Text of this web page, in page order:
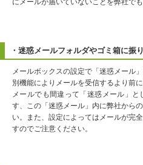
にメールが届いていないことを弊社で
・迷惑メールフォルダやゴミ箱に振
メールボックスの設定で「迷惑メール
別機能によりメールを受信するより前
メールでも間違って「迷惑メール」
す、この「迷惑メール」内に弊社から
い。また、設定によってはメールが完
すのでご注意ください。